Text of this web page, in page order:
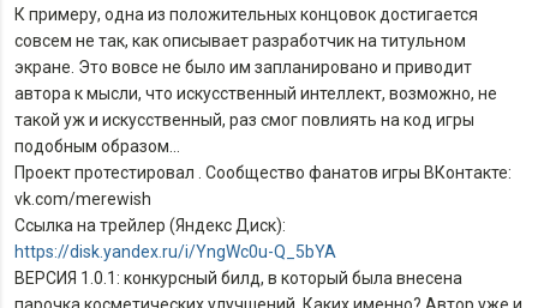
К примеру, одна из положительных концовок достигается
совсем не так, как описывает разработчик на титульном
экране. Это вовсе не было им запланировано и приводит
автора к мысли, что искусственный интеллект, возможно, не
такой уж и искусственный, раз смог повлиять на код игры
подобным образом…
Проект протестировал . Сообщество фанатов игры ВКонтакте:
vk.com/merewish
Ссылка на трейлер (Яндекс Диск):
https://disk.yandex.ru/i/YngWc0u-Q_5bYA
ВЕРСИЯ 1.0.1: конкурсный билд, в который была внесена